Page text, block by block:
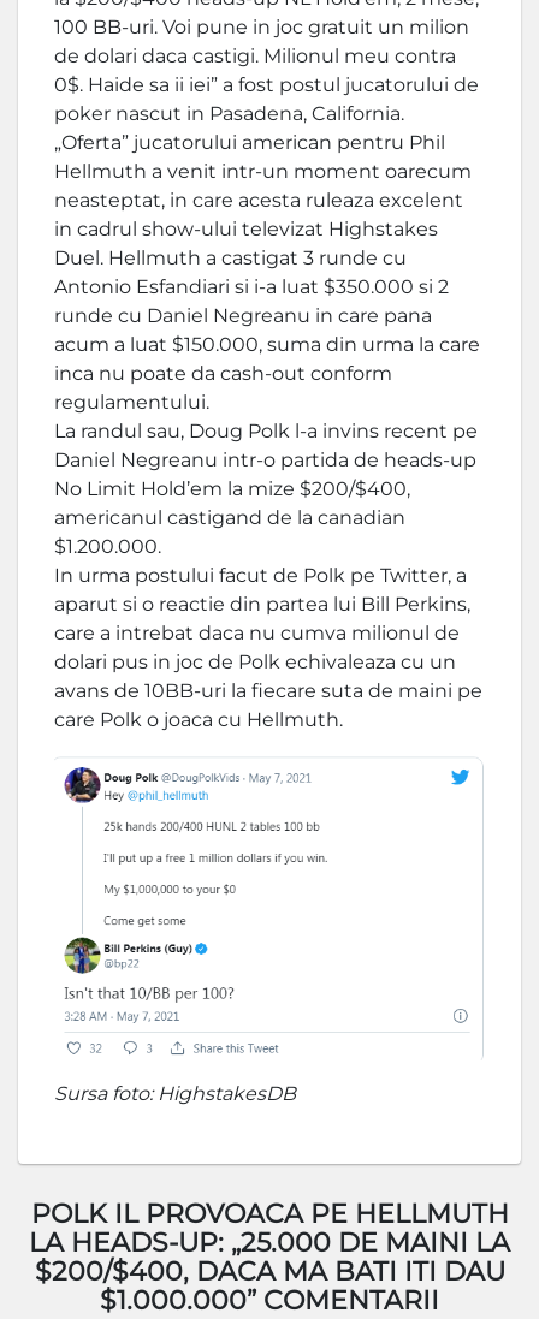
100 BB-uri. Voi pune in joc gratuit un milion
de dolari daca castigi. Milionul meu contra
0$. Haide sa ii iei” a fost postul jucatorului de
poker nascut in Pasadena, California.
„Oferta” jucatorului american pentru Phil
Hellmuth a venit intr-un moment oarecum
neasteptat, in care acesta ruleaza excelent
in cadrul show-ului televizat Highstakes
Duel. Hellmuth a castigat 3 runde cu
Antonio Esfandiari si i-a luat $350.000 si 2
runde cu Daniel Negreanu in care pana
acum a luat $150.000, suma din urma la care
inca nu poate da cash-out conform
regulamentului.
La randul sau, Doug Polk l-a invins recent pe
Daniel Negreanu intr-o partida de heads-up
No Limit Hold’em la mize $200/$400,
americanul castigand de la canadian
$1.200.000.
In urma postului facut de Polk pe Twitter, a
aparut si o reactie din partea lui Bill Perkins,
care a intrebat daca nu cumva milionul de
dolari pus in joc de Polk echivaleaza cu un
avans de 10BB-uri la fiecare suta de maini pe
care Polk o joaca cu Hellmuth.
Sursa foto: HighstakesDB
POLK IL PROVOACA PE HELLMUTH
LA HEADS-UP: „25.000 DE MAINI LA
$200/$400, DACA MA BATI ITI DAU
$1.000.000” COMENTARII